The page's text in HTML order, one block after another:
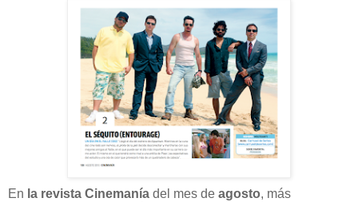
En la revista Cinemanía del mes de agosto, más